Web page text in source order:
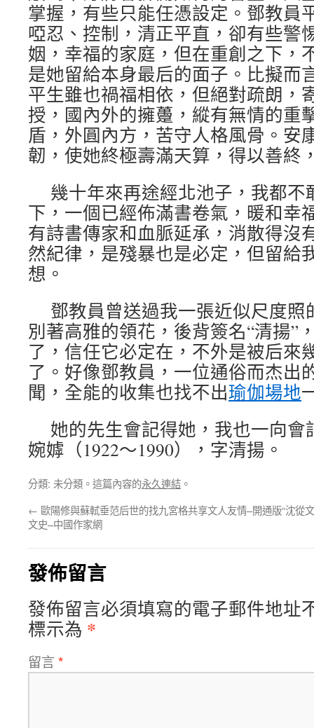
掌握，有些只能任憑設定。鄧教員
啞忍、控制，清正平直，卻有些警
姻，幸福的家庭，但在重創之下，
是她留給本身最后的面子。比擬而
平生雖也禍福相依，但絕對疏朗，
授，國內外的擁躉，縱有無情的重
盾，外圓內方，苦守人格風骨。安
韌，使她終極壽滿天算，得以善終
幾十年來再途經北池子，我都
下，一個已經佈滿書卷氣，暖和幸
有詩書傳家和血脈延承，消散得沒
然紀律，是殘暴也是必定，但留給
想。
鄧教員曾送過我一張近似尺度
別著高雅的領花，後背簽名“清揚”
了，信任它必定在，不外是被后來
了。好像鄧教員，一位通俗而杰出
聞，全能的收集也找不出瑜伽場地
她的先生會記得她，我也一向
婉嫭（1922～1990），字清揚。
分類: 未分類。這篇內容的永久連結 。
← 歐陽修與蘇軾垂范后世的找九宮格共享文人友情–
文史–中國作家網
開通版“沈從
發佈留言
發佈留言必須填寫的電子郵件地址
標示為 *
留言 *